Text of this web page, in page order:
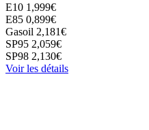
E10 1,999€
E85 0,899€
Gasoil 2,181€
SP95 2,059€
SP98 2,130€
Voir les détails